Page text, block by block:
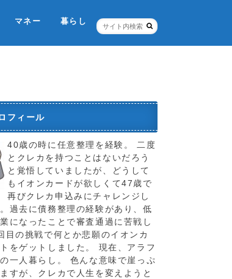
マネー 暮らし
フィール
40歳の時に任意整理を経験。 二度
とクレカを持つことはないだろう
と覚悟していましたが、どうして
もイオンカードが欲しくて47歳で
再びクレカ申込みにチャレンジし
過去に債務整理の経験があり、低
になったことで審査通過に苦戦し
目の挑戦で何とか悲願のイオンカ
をゲットしました。 現在、アラフ
一人暮らし。 色んな意味で崖っぷ
すが、クレカで人生を変えようと